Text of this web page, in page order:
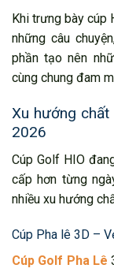
Khi trưng bày cúp
những câu
phần tạo nên
cùng chung đam
Xu hướng chất
2026
Cúp Golf HIO
cấp hơn từng
nhiều xu hướng
Cúp Pha lê 3D –
Cúp Golf Pha Lê